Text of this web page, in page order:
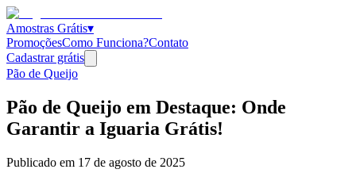
Amostras Grátis▾
PromoçõesComo Funciona?Contato
Cadastrar grátis
Pão de Queijo
Pão de Queijo em Destaque: Onde
Garantir a Iguaria Grátis!
Publicado em 17 de agosto de 2025